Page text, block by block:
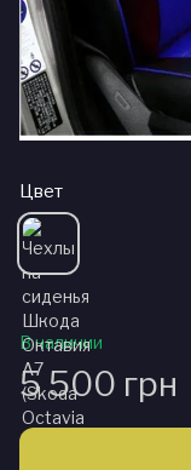
Цвет
В наличии
5 500 грн